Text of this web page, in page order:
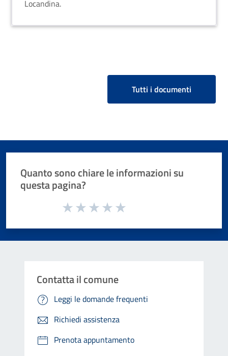
Locandina.
Tutti i documenti
Quanto sono chiare le informazioni su
questa pagina?
Valuta da 1 a 5 stelle la pagina
Contatta il comune
Leggi le domande frequenti
Richiedi assistenza
Prenota appuntamento